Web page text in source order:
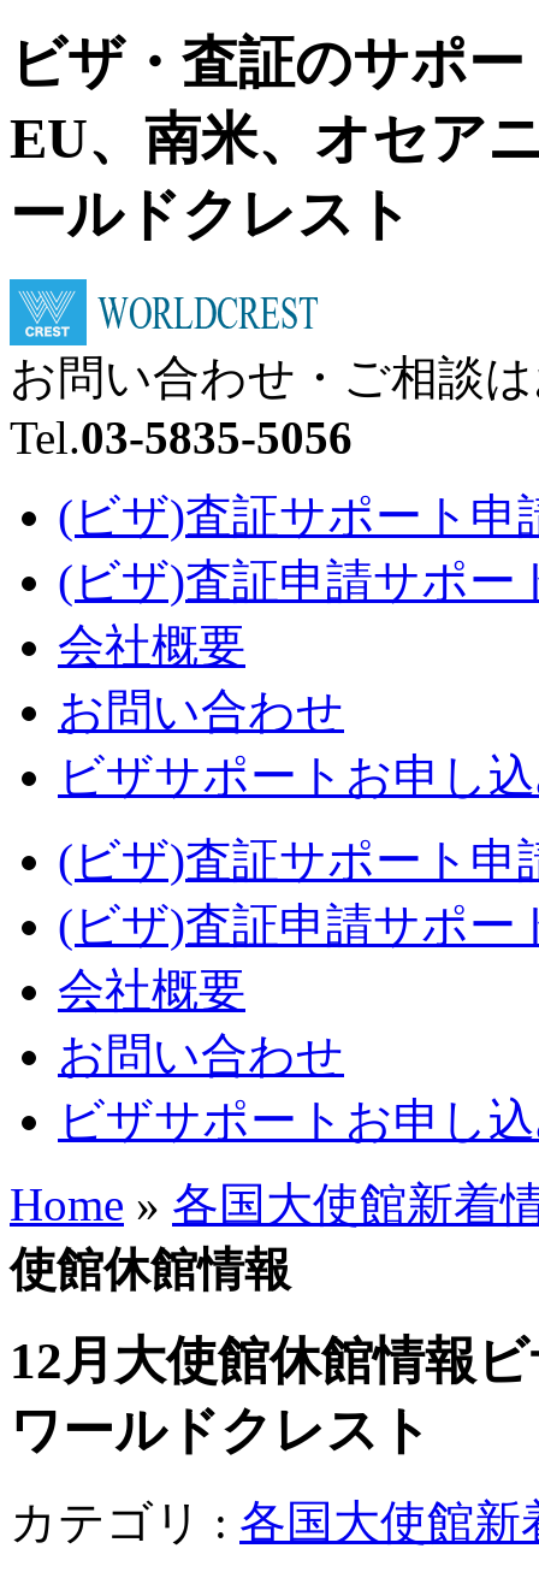
ビザ・査証のサポ
EU、南米、オセア
ールドクレスト
お問い合わせ・ご相談
Tel.03-5835-5056
(ビザ)査証サポート申
(ビザ)査証申請サポー
会社概要
お問い合わせ
ビザサポートお申し
(ビザ)査証サポート申
(ビザ)査証申請サポー
会社概要
お問い合わせ
ビザサポートお申し
Home » 各国大使館新着
使館休館情報
12月大使館休館情報
ワールドクレスト
カテゴリ : 各国大使館新